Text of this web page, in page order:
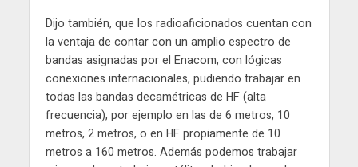
Dijo también, que los radioaficionados cuentan con
la ventaja de contar con un amplio espectro de
bandas asignadas por el Enacom, con lógicas
conexiones internacionales, pudiendo trabajar en
todas las bandas decamétricas de HF (alta
frecuencia), por ejemplo en las de 6 metros, 10
metros, 2 metros, o en HF propiamente de 10
metros a 160 metros. Además podemos trabajar